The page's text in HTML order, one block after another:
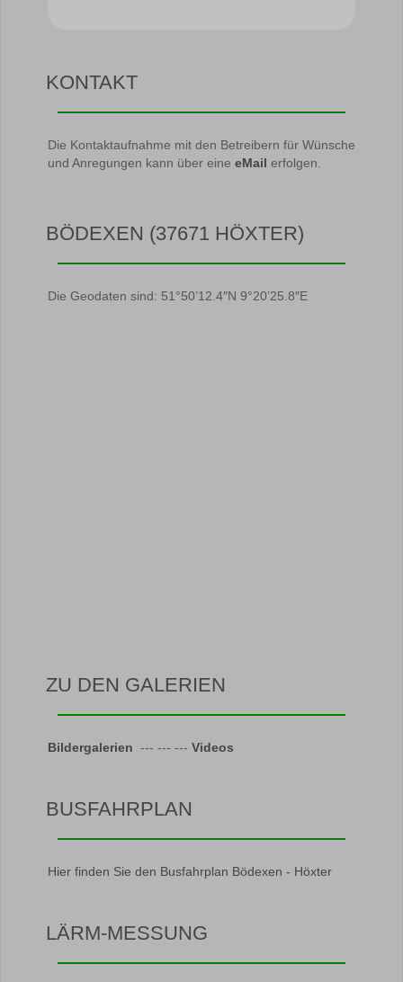
KONTAKT
Die Kontaktaufnahme mit den Betreibern für Wünsche
und Anregungen kann über eine eMail erfolgen.
BÖDEXEN (37671 HÖXTER)
Die Geodaten sind: 51°50’12.4″N 9°20’25.8″E
ZU DEN GALERIEN
Bildergalerien --- --- --- Videos
BUSFAHRPLAN
Hier finden Sie den Busfahrplan Bödexen - Höxter
LÄRM-MESSUNG